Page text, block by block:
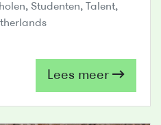
, Studenten, Talent,
Lees meer